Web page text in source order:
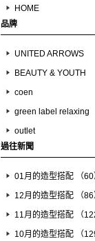
HOME
品牌
UNITED ARROWS
BEAUTY & YOUTH
coen
green label relaxing
outlet
過往新聞
01月的造型搭配 （60
12月的造型搭配 （86
11月的造型搭配 （
10月的造型搭配 （